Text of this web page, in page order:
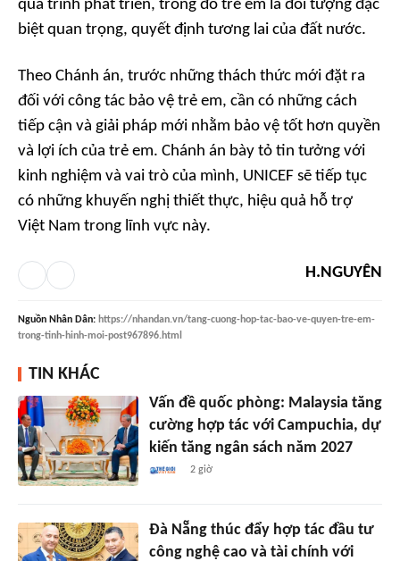
quá trình phát triển, trong đó trẻ em là đối tượng đặc
biệt quan trọng, quyết định tương lai của đất nước.
Theo Chánh án, trước những thách thức mới đặt ra
đối với công tác bảo vệ trẻ em, cần có những cách
tiếp cận và giải pháp mới nhằm bảo vệ tốt hơn quyền
và lợi ích của trẻ em. Chánh án bày tỏ tin tưởng với
kinh nghiệm và vai trò của mình, UNICEF sẽ tiếp tục
có những khuyến nghị thiết thực, hiệu quả hỗ trợ
Việt Nam trong lĩnh vực này.
H.NGUYÊN
Nguồn Nhân Dân: https://nhandan.vn/tang-cuong-hop-tac-bao-ve-quyen-tre-em-
trong-tinh-hinh-moi-post967896.html
TIN KHÁC
Vấn đề quốc phòng: Malaysia tăng
cường hợp tác với Campuchia, dự
kiến tăng ngân sách năm 2027
2 giờ
Đà Nẵng thúc đẩy hợp tác đầu tư
công nghệ cao và tài chính với